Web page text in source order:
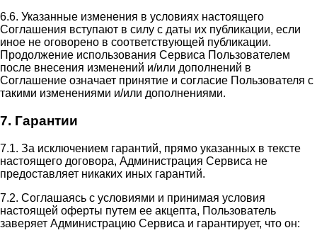
6.6. Указанные изменения в условиях настоящего
Соглашения вступают в силу с даты их публикации, если
иное не оговорено в соответствующей публикации.
Продолжение использования Сервиса Пользователем
после внесения изменений и/или дополнений в
Соглашение означает принятие и согласие Пользователя с
такими изменениями и/или дополнениями.
7. Гарантии
7.1. За исключением гарантий, прямо указанных в тексте
настоящего договора, Администрация Сервиса не
предоставляет никаких иных гарантий.
7.2. Соглашаясь с условиями и принимая условия
настоящей оферты путем ее акцепта, Пользователь
заверяет Администрацию Сервиса и гарантирует, что он: